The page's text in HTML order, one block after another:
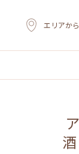
エリアか
酒